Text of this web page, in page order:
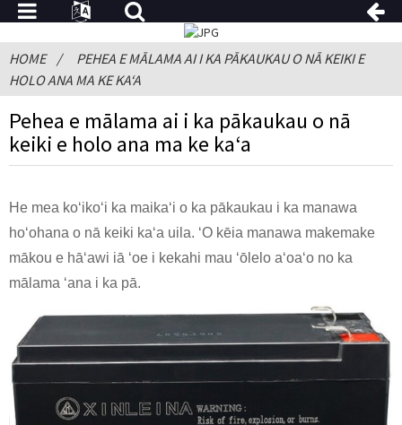
HOME
PEHEA E MĀLAMA AI I KA PĀKAUKAU O NĀ KEIKI E
HOLO ANA MA KE KAʻA
Pehea e mālama ai i ka pākaukau o nā
keiki e holo ana ma ke kaʻa
He mea koʻikoʻi ka maikaʻi o ka pākaukau i ka manawa
hoʻohana o nā keiki kaʻa uila. ʻO kēia manawa makemake
mākou e hāʻawi iā ʻoe i kekahi mau ʻōlelo aʻoaʻo no ka
mālama ʻana i ka pā.